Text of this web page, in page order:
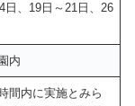
日、19日～21日、26
内
間内に実施とみら